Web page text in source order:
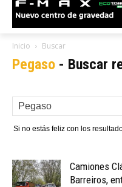
Inicio Buscar
Pegaso - Buscar
Si no estás feliz con los
Camiones
Barreiros,